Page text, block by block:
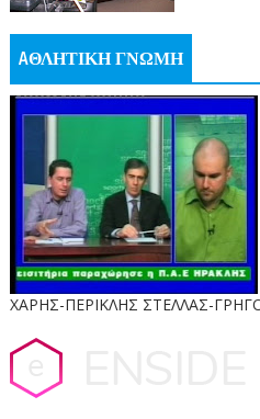
AΘΛΗΤΙΚΗ ΓΝΩΜΗ
ΧΑΡΗΣ-ΠΕΡΙΚΛΗΣ ΣΤΕΛΛΑΣ-